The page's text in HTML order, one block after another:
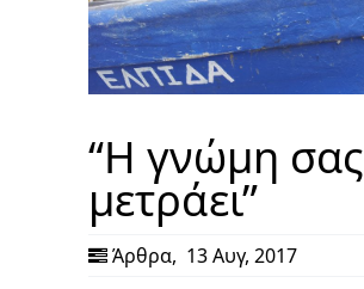
“Η γνώμη σας
μετράει”
Άρθρα, 13 Αυγ, 2017